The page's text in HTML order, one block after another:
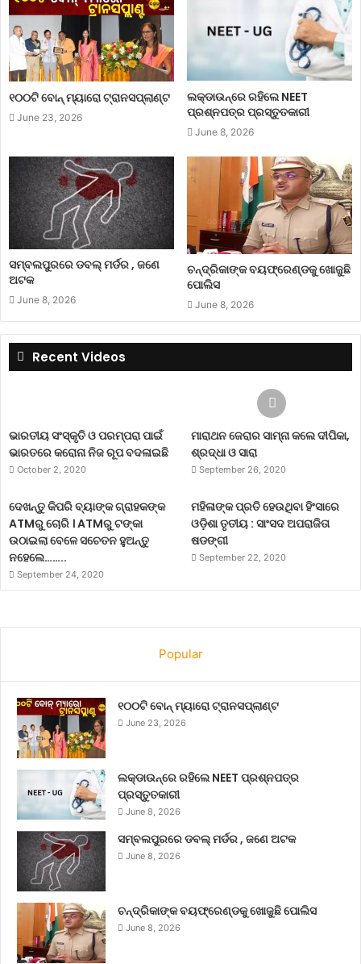
୧୦୦ଟି ବୋନ୍ ମ୍ୟାରୋ ଟ୍ରାନସପ୍ଲାଣ୍ଟ
June 23, 2026
ଲକ୍‌ଡାଉନ୍‌ରେ ରହିଲେ NEET
ପ୍ରଶ୍ନପତ୍ର ପ୍ରସ୍ତୁତକାରୀ
June 8, 2026
ସମ୍ବଲପୁରରେ ଡବଲ୍ ମର୍ଡର , ଜଣେ
ଅଟକ
June 8, 2026
ଚନ୍ଦ୍ରିକାଙ୍କ ବୟଫ୍ରେଣ୍ଡକୁ ଖୋଜୁଛି
ପୋଲିସ
June 8, 2026
Recent Videos
ଭାରତୀୟ ସଂସ୍କୃତି ଓ ପରମ୍ପରା ପାଇଁ
ଭାରତରେ କରୋନା ନିଜ ରୂପ ବଦଳାଇଛି
October 2, 2020
ମାରାଥନ ଜେରାର ସାମ୍ନା କଲେ ଦୀପିକା,
ଶ୍ରଦ୍ଧା ଓ ସାରା
September 26, 2020
ଦେଖନ୍ତୁ କିପରି ବ୍ୟାଙ୍କ ଗ୍ରାହକଙ୍କ
ATMରୁ ଚୋରି । ATMରୁ ଟଙ୍କା
ଉଠାଇଲା ବେଳେ ସଚେତନ ହୁଅନ୍ତୁ
ନହେଲେ……..
September 24, 2020
ମହିଳାଙ୍କ ପ୍ରତି ହେଉଥିବା ହିଂସାରେ
ଓଡ଼ିଶା ତୃତୀୟ : ସାଂସଦ ଅପରାଜିତା
ଷଡଙ୍ଗୀ
September 22, 2020
Popular
୧୦୦ଟି ବୋନ୍ ମ୍ୟାରୋ ଟ୍ରାନସପ୍ଲାଣ୍ଟ
June 23, 2026
ଲକ୍‌ଡାଉନ୍‌ରେ ରହିଲେ NEET ପ୍ରଶ୍ନପତ୍ର
ପ୍ରସ୍ତୁତକାରୀ
June 8, 2026
ସମ୍ବଲପୁରରେ ଡବଲ୍ ମର୍ଡର , ଜଣେ ଅଟକ
June 8, 2026
ଚନ୍ଦ୍ରିକାଙ୍କ ବୟଫ୍ରେଣ୍ଡକୁ ଖୋଜୁଛି ପୋଲିସ
June 8, 2026